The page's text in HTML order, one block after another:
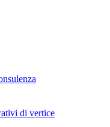
di vertice